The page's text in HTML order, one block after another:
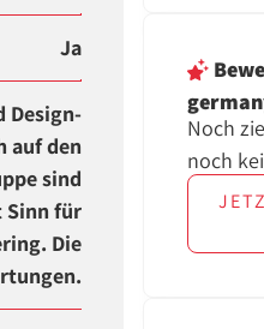
Ja
Design-
auf den
sind
Sinn für
Die
Noch
noch